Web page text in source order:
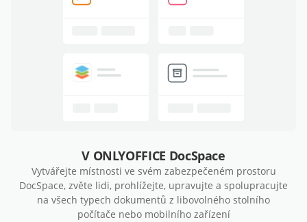
V ONLYOFFICE DocSpace
Vytvářejte místnosti ve svém zabezpečeném prostoru
DocSpace, zvěte lidi, prohlížejte, upravujte a spolupracujte
na všech typech dokumentů z libovolného stolního
počítače nebo mobilního zařízení